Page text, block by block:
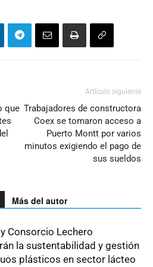
que
Artículo siguiente
Trabajadores de constructora
Coex se tomaron acceso a
Puerto Montt por varios
minutos exigiendo el pago de
sus sueldos
Más del autor
Consorcio Lechero
la sustentabilidad y gestión
plásticos en sector lácteo